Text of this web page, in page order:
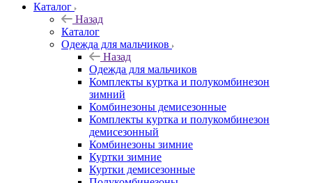
Каталог
Назад
Каталог
Одежда для мальчиков
Назад
Одежда для мальчиков
Комплекты куртка и полукомбинезон
зимний
Комбинезоны демисезонные
Комплекты куртка и полукомбинезон
демисезонный
Комбинезоны зимние
Куртки зимние
Куртки демисезонные